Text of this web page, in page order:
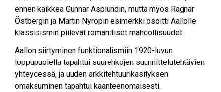
ennen kaikkea Gunnar Asplundin, mutta myös Ragnar
Östbergin ja Martin Nyropin esimerkki osoitti Aallolle
klassisismin piilevät romanttiset mahdollisuudet.
Aallon siirtyminen funktionalismiin 1920-luvun
loppupuolella tapahtui suurehkojen suunnittelutehtävien
yhteydessä, ja uuden arkkitehtuurikäsityksen
omaksuminen tapahtui käänteenomaisesti.